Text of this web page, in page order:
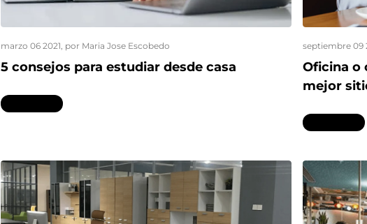
marzo 06 2021 , por Maria Jose Escobedo
5 consejos para estudiar desde casa
Leer más...
septiembre 09
Oficina o
mejor
Leer más...